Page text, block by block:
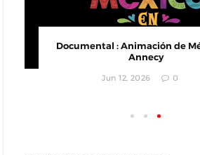
Documental : Animación de
Annecy
Jun 12, 2026 0